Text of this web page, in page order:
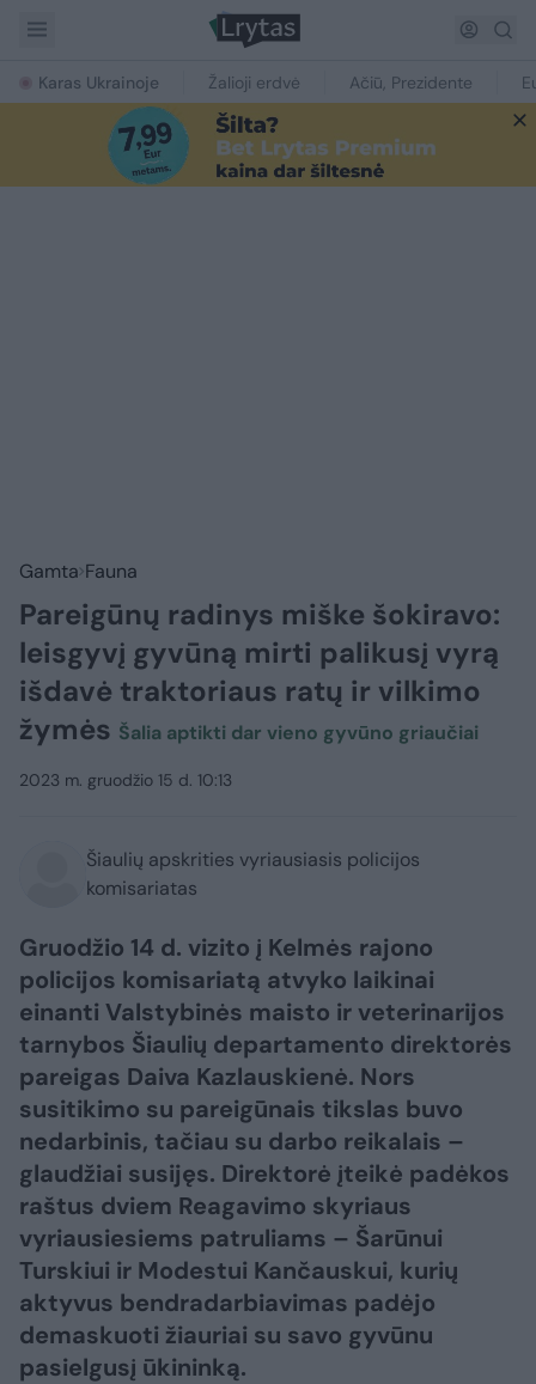
Karas Ukrainoje Žalioji erdvė Ačiū, Prezidente
Gamta Fauna
Pareigūnų radinys miške šokiravo:
leisgyvį gyvūną mirti palikusį vyrą
išdavė traktoriaus ratų ir vilkimo
žymės Šalia aptikti dar vieno gyvūno griaučiai
2023 m. gruodžio 15 d. 10:13
Šiaulių apskrities vyriausiasis policijos
komisariatas
Gruodžio 14 d. vizito į Kelmės rajono
policijos komisariatą atvyko laikinai
einanti Valstybinės maisto ir veterinarijos
tarnybos Šiaulių departamento direktorės
pareigas Daiva Kazlauskienė. Nors
susitikimo su pareigūnais tikslas buvo
nedarbinis, tačiau su darbo reikalais –
glaudžiai susijęs. Direktorė įteikė padėkos
raštus dviem Reagavimo skyriaus
vyriausiesiems patruliams – Šarūnui
Turskiui ir Modestui Kančauskui, kurių
aktyvus bendradarbiavimas padėjo
demaskuoti žiauriai su savo gyvūnu
pasielgusį ūkininką.